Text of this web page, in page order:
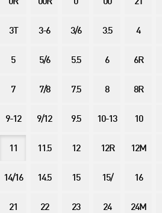
0R 00R 0 00 2T
3T 3-6 3/6 3.5 4
5 5/6 5.5 6 6R
7 7/8 7.5 8 8R
9-12 9/12 9.5 10-13 10
11 11.5 12 12R 12M
14/16 14.5 15 15/ 16
21 22 23 24 24M